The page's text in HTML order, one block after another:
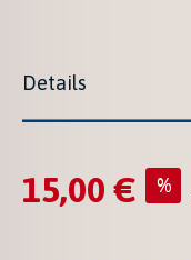
Details
Verkaufspreis:
15,00 € %